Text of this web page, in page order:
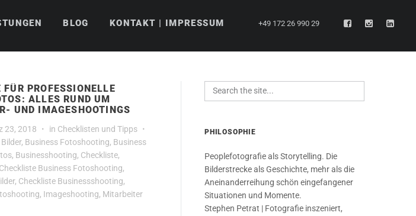
BLOG KONTAKT | IMPRESSUM +49 172 26 990 29
PROFESSIONELLE
ALLES RUND UM
UND IMAGESHOOTINGS
23, 2018 in Checklisten und Tipps
Bilder, Business Fotoshooting, Business
, Businesshooting, Checkliste,
Checkliste Business Fotoshooting,
, Checkliste Businessshooting,
, Imageshooting, Mitarbeiter
PHILOSOPHIE
Peoplefotografie als Storytelling. Die
Bilderstrecke als Geschichte, mehr als die
Aneinanderreihung schön eingefangener
Situationen und Momente.
Stephen Petrat | Fotografie inszeniert,